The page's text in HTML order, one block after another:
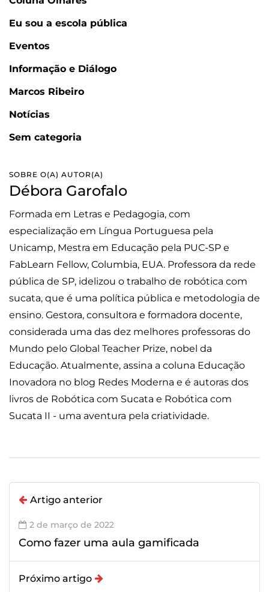
Eu sou a escola pública
Eventos
Informação e Diálogo
Marcos Ribeiro
Notícias
Sem categoria
SOBRE O(A) AUTOR(A)
Débora Garofalo
Formada em Letras e Pedagogia, com
especialização em Língua Portuguesa pela
Unicamp, Mestra em Educação pela PUC-SP e
FabLearn Fellow, Columbia, EUA. Professora da rede
pública de SP, idelizou o trabalho de robótica com
sucata, que é uma política pública e metodologia de
ensino. Gestora, consultora e formadora docente,
considerada uma das dez melhores professoras do
Mundo pelo Global Teacher Prize, nobel da
Educação. Atualmente, assina a coluna Educação
Inovadora no blog Redes Moderna e é autoras dos
livros de Robótica com Sucata e Robótica com
Sucata II - uma aventura pela criatividade.
Artigo anterior
2 de março de 2022
Como fazer uma aula gamificada
Próximo artigo